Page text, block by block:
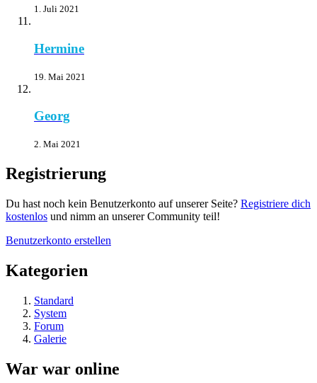
1. Juli 2021
Hermine
19. Mai 2021
Georg
2. Mai 2021
Registrierung
Du hast noch kein Benutzerkonto auf unserer Seite? Registriere dich
kostenlos und nimm an unserer Community teil!
Benutzerkonto erstellen
Kategorien
Standard
System
Forum
Galerie
War war online